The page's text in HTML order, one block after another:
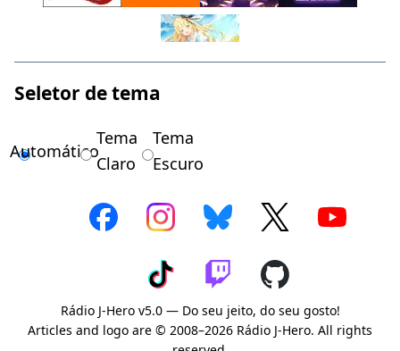
Seletor de tema
Automático
Tema
Claro
Tema
Escuro
Rádio J-Hero v5.0 — Do seu jeito, do seu gosto!
Articles and logo are © 2008–2026 Rádio J-Hero. All rights